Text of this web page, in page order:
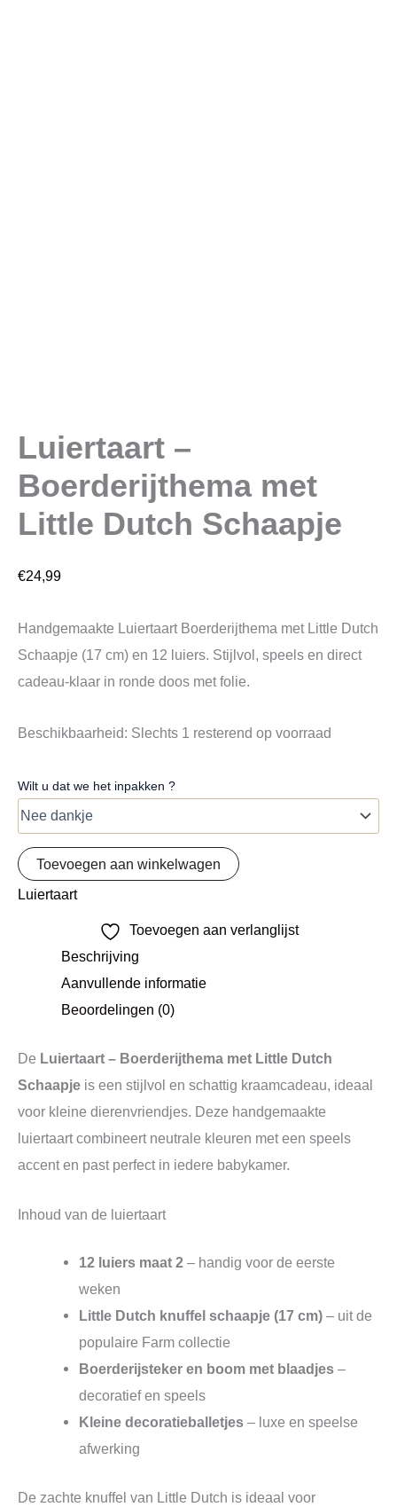
Luiertaart –
Boerderijthema met
Little Dutch Schaapje
€24,99
Handgemaakte Luiertaart Boerderijthema met Little Dutch
Schaapje (17 cm) en 12 luiers. Stijlvol, speels en direct
cadeau-klaar in ronde doos met folie.
Beschikbaarheid: Slechts 1 resterend op voorraad
Wilt u dat we het inpakken ?
Toevoegen aan winkelwagen
Luiertaart
Toevoegen aan verlanglijst
Beschrijving
Aanvullende informatie
Beoordelingen (0)
De Luiertaart – Boerderijthema met Little Dutch
Schaapje is een stijlvol en schattig kraamcadeau, ideaal
voor kleine dierenvriendjes. Deze handgemaakte
luiertaart combineert neutrale kleuren met een speels
accent en past perfect in iedere babykamer.
Inhoud van de luiertaart
12 luiers maat 2 – handig voor de eerste
weken
Little Dutch knuffel schaapje (17 cm) – uit de
populaire Farm collectie
Boerderijsteker en boom met blaadjes –
decoratief en speels
Kleine decoratieballetjes – luxe en speelse
afwerking
De zachte knuffel van Little Dutch is ideaal voor